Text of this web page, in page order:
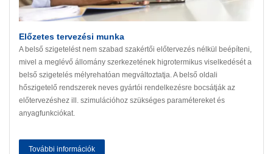
Előzetes tervezési munka
A belső szigetelést nem szabad szakértői előtervezés nélkül beépíteni,
mivel a meglévő állomány szerkezetének higrotermikus viselkedését a
belső szigetelés mélyrehatóan megváltoztatja. A belső oldali
hőszigetelő rendszerek neves gyártói rendelkezésre bocsátják az
előtervezéshez ill. szimulációhoz szükséges paramétereket és
anyagfunkciókat.
További információk